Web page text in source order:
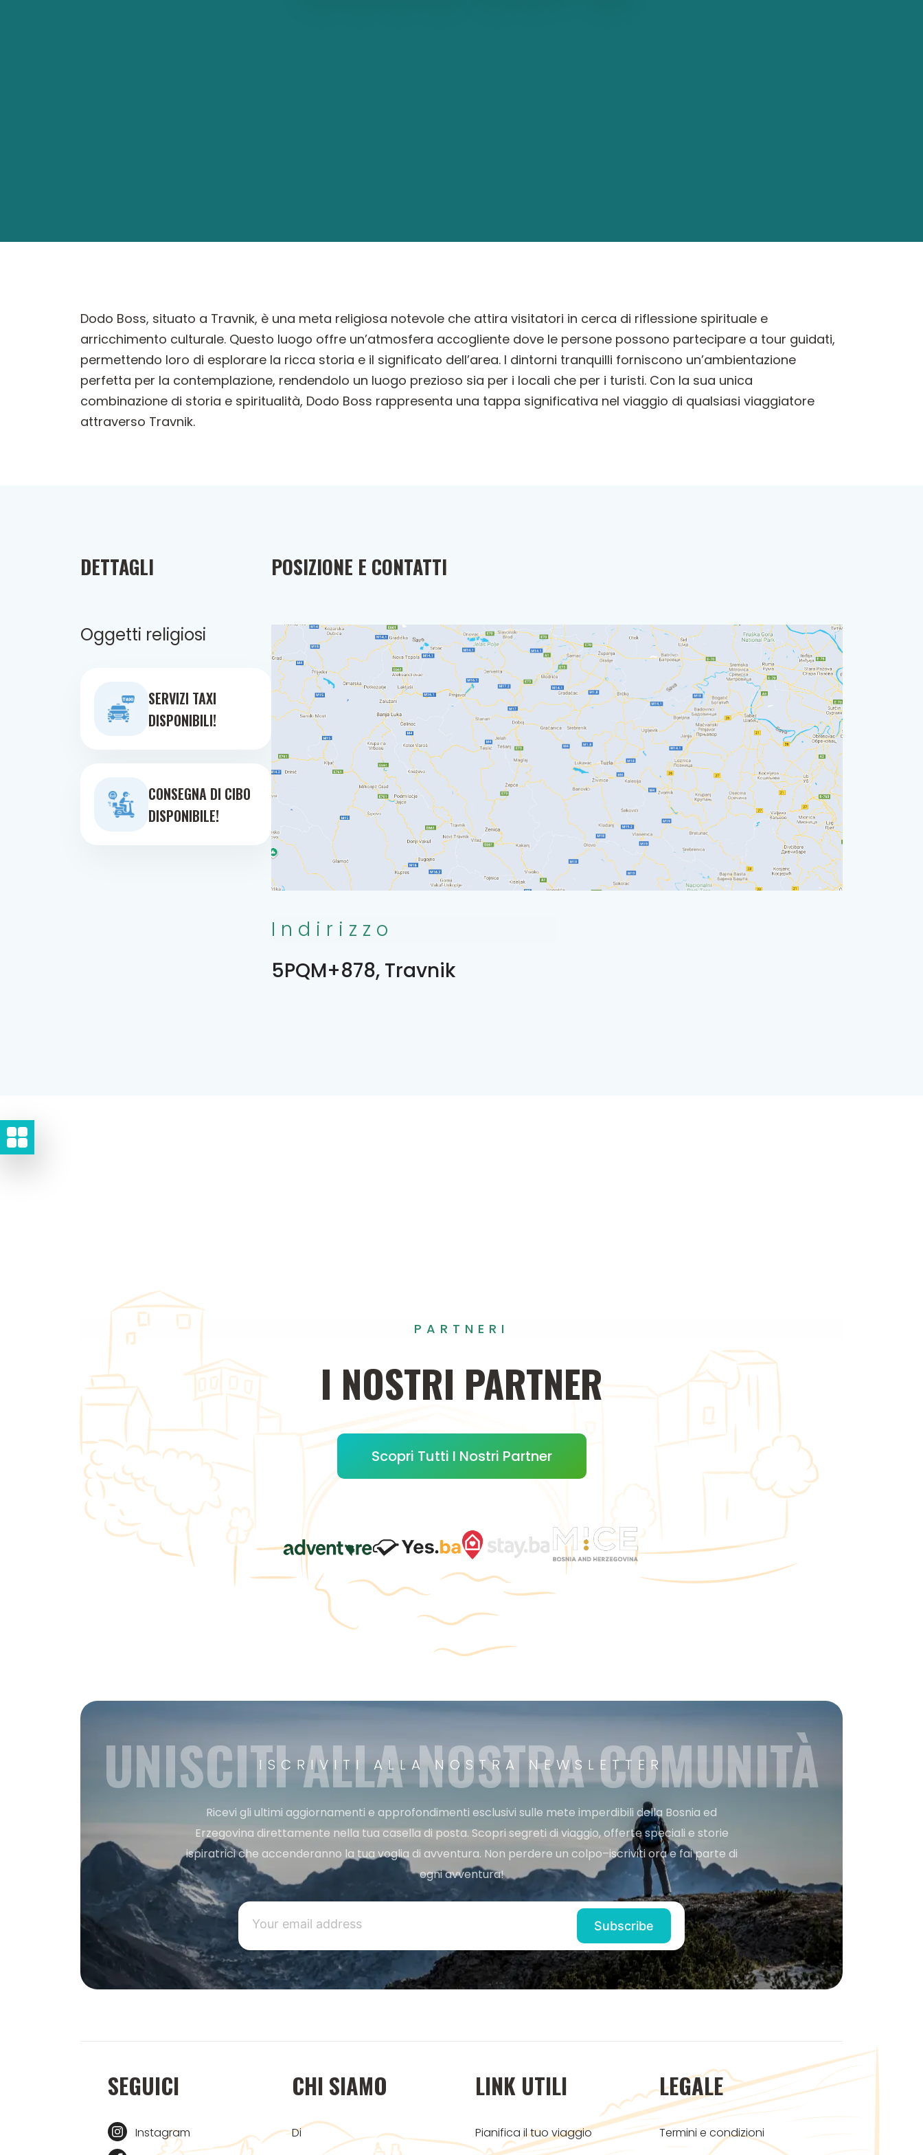
Dodo Boss, situato a Travnik, è una meta religiosa notevole che attira visitatori in cerca di riflessione spirituale e
arricchimento culturale. Questo luogo offre un’atmosfera accogliente dove le persone possono partecipare a tour guidati,
permettendo loro di esplorare la ricca storia e il significato dell’area. I dintorni tranquilli forniscono un’ambientazione
perfetta per la contemplazione, rendendolo un luogo prezioso sia per i locali che per i turisti. Con la sua unica
combinazione di storia e spiritualità, Dodo Boss rappresenta una tappa significativa nel viaggio di qualsiasi viaggiatore
attraverso Travnik.
DETTAGLI
Oggetti religiosi
SERVIZI TAXI
DISPONIBILI!
CONSEGNA DI CIBO
DISPONIBILE!
POSIZIONE E CONTATTI
Indirizzo
5PQM+878, Travnik
PARTNERI
I NOSTRI PARTNER
Scopri Tutti I Nostri Partner
ISCRIVITI ALLA NOSTRA NEWSLETTER
UNISCITI ALLA NOSTRA COMUNITÀ
Ricevi gli ultimi aggiornamenti e approfondimenti esclusivi sulle mete imperdibili della Bosnia ed
Erzegovina direttamente nella tua casella di posta. Scopri segreti di viaggio, offerte speciali e storie
ispiratrici che accenderanno la tua voglia di avventura. Non perdere un colpo–iscriviti ora e fai parte di
ogni avventura!
SEGUICI
Instagram
CHI SIAMO
Di
LINK UTILI
Pianifica il tuo viaggio
LEGALE
Termini e condizioni